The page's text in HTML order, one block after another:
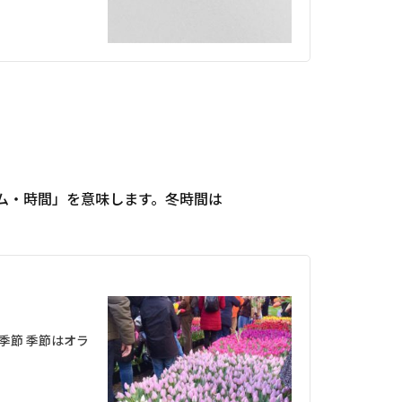
時間」を意味します。冬時間は
節 季節はオラ